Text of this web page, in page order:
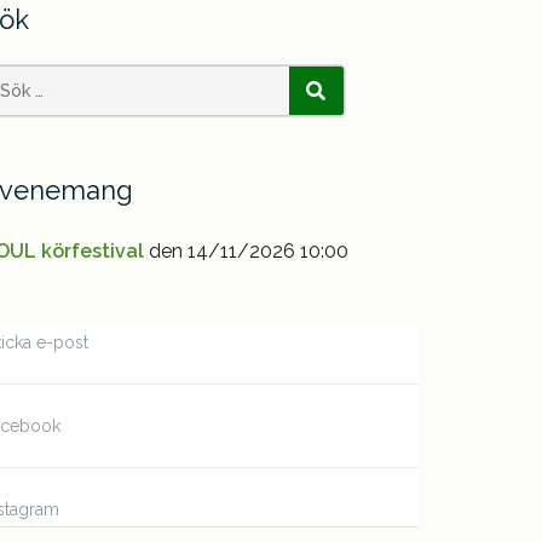
SÖK
körfestival den 14/11/2026 10:00
e-post